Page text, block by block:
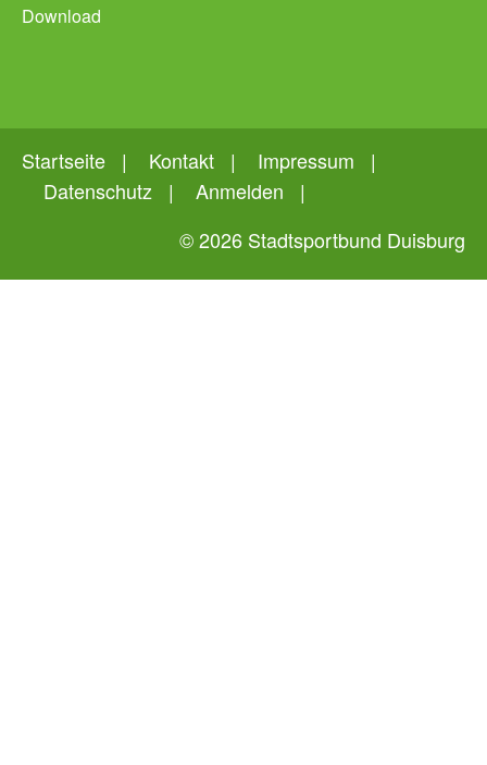
Download
Startseite Kontakt
Impressum
Datenschutz
Anmelden
© 2026 Stadtsportbund Duisburg